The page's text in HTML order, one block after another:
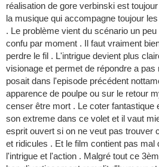
réalisation de gore verbinski est
la musique qui accompagne toujour
. Le problème vient du scénario un
confu par moment . Il faut vraiment
perdre le fil . L'intrigue devient plus
visionage et permet de répondre a
posait dans l'episode précédent
apparence de poulpe ou sur le retour
censer être mort . Le coter fantastique
son extreme dans ce volet et il vaut
esprit ouvert si on ne veut pas trouver
et ridicules . Et le film contient pas mal
l'intrigue et l'action . Malgré tout ce